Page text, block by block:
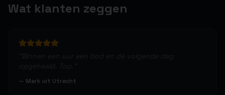
Wat klanten zeggen
— Mark uit Utrecht